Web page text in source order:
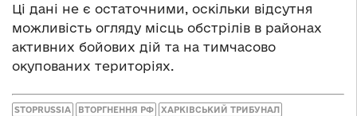
Ці дані не є остаточними, оскільки відсутня
можливість огляду місць обстрілів в районах
активних бойових дій та на тимчасово
окупованих територіях.
STOPRUSSIA ВТОРГНЕННЯ РФ ХАРКІВСЬКИЙ ТРИБУНАЛ